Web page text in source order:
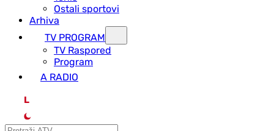
Ostali sportovi
Arhiva
TV PROGRAM
ТV Raspored
Program
A RADIO
L